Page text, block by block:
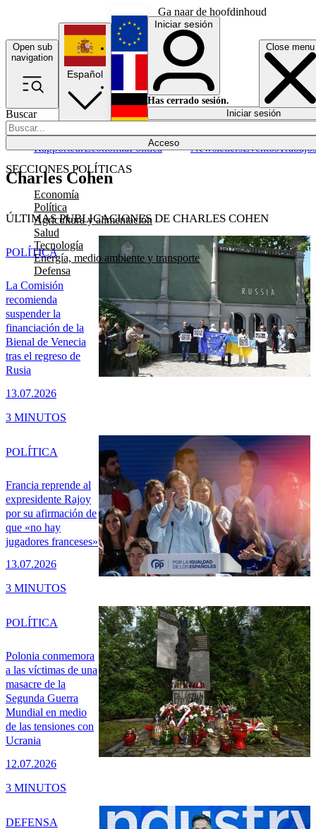
Ga naar de hoofdinhoud
Open sub
navigation
Close menu
Buscar
Acceso
SECCIONES POLÍTICAS
Economía
Política
Agricultura y alimentación
Salud
Tecnología
Energía, medio ambiente y transporte
Defensa
RapporteurEconomíaPolítica NewslettersEventosTrabajos
Español
English
Français
Iniciar sesión
Has cerrado sesión.
Iniciar sesión
Charles Cohen
ÚLTIMAS PUBLICACIONES DE CHARLES COHEN
La Comisión
recomienda
suspender la
financiación de la
Bienal de Venecia
tras el regreso de
Rusia
13.07.2026
POLÍTICA
3 MINUTOS
Francia reprende al
expresidente Rajoy
por su afirmación de
que «no hay
jugadores franceses»
13.07.2026
POLÍTICA
3 MINUTOS
Polonia conmemora
a las víctimas de una
masacre de la
Segunda Guerra
Mundial en medio
de las tensiones con
Ucrania
12.07.2026
POLÍTICA
3 MINUTOS
DEFENSA